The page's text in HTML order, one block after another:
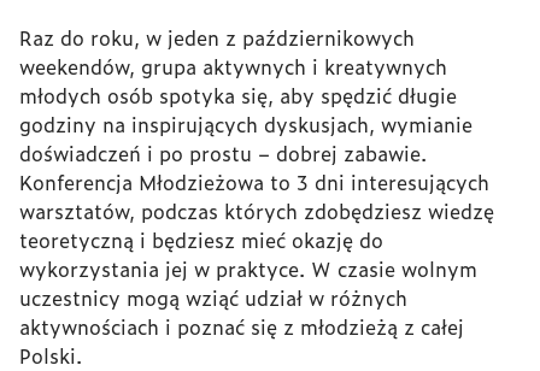
Raz do roku, w jeden z październikowych
weekendów, grupa aktywnych i kreatywnych
młodych osób spotyka się, aby spędzić długie
godziny na inspirujących dyskusjach, wymianie
doświadczeń i po prostu – dobrej zabawie.
Konferencja Młodzieżowa to 3 dni interesujących
warsztatów, podczas których zdobędziesz wiedzę
teoretyczną i będziesz mieć okazję do
wykorzystania jej w praktyce. W czasie wolnym
uczestnicy mogą wziąć udział w różnych
aktywnościach i poznać się z młodzieżą z całej
Polski.